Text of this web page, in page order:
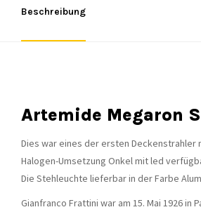
Beschreibung
Artemide Megaron
Dies war eines der ersten Deckenstrahler
Halogen-Umsetzung Onkel mit led
Die Stehleuchte lieferbar in der Farbe
Gianfranco Frattini war am 15. Mai 1926